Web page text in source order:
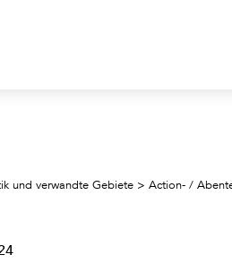
und verwandte Gebiete > Action- /